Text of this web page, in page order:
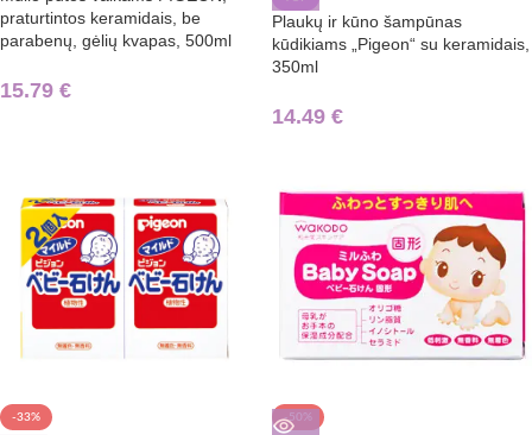
praturtintos keramidais, be
parabenų, gėlių kvapas, 500ml
15.79 €
Plaukų ir kūno šampūnas
kūdikiams „Pigeon“ su keramidais,
350ml
14.49 €
-33% -50%